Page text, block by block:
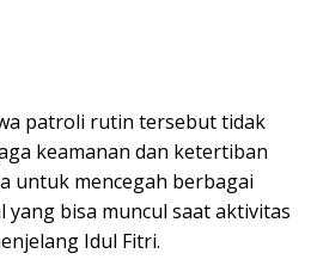
patroli rutin tersebut tidak
keamanan dan ketertiban
untuk mencegah berbagai
bisa muncul saat aktivitas
Idul Fitri.